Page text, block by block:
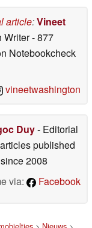
article:Vineet
Writer- 877
Notebookcheck
vineetwashington
Duy- Editorial
published
since 2008
via:
Facebook